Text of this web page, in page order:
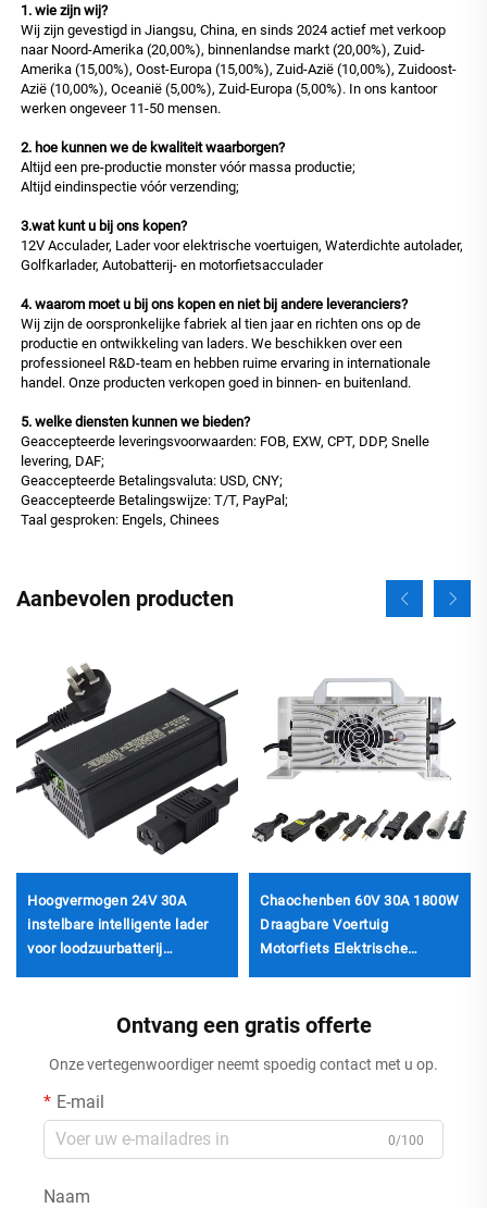
1. wie zijn wij?
Wij zijn gevestigd in Jiangsu, China, en sinds 2024 actief met verkoop
naar Noord-Amerika (20,00%), binnenlandse markt (20,00%), Zuid-
Amerika (15,00%), Oost-Europa (15,00%), Zuid-Azië (10,00%), Zuidoost-
Azië (10,00%), Oceanië (5,00%), Zuid-Europa (5,00%). In ons kantoor
werken ongeveer 11-50 mensen.
2. hoe kunnen we de kwaliteit waarborgen?
Altijd een pre-productie monster vóór massa productie;
Altijd eindinspectie vóór verzending;
3.wat kunt u bij ons kopen?
12V Acculader, Lader voor elektrische voertuigen, Waterdichte autolader,
Golfkarlader, Autobatterij- en motorfietsacculader
4. waarom moet u bij ons kopen en niet bij andere leveranciers?
Wij zijn de oorspronkelijke fabriek al tien jaar en richten ons op de
productie en ontwikkeling van laders. We beschikken over een
professioneel R&D-team en hebben ruime ervaring in internationale
handel. Onze producten verkopen goed in binnen- en buitenland.
5. welke diensten kunnen we bieden?
Geaccepteerde leveringsvoorwaarden: FOB, EXW, CPT, DDP, Snelle
levering, DAF;
Geaccepteerde Betalingsvaluta: USD, CNY;
Geaccepteerde Betalingswijze: T/T, PayPal;
Taal gesproken: Engels, Chinees
Aanbevolen producten
Hoogvermogen 24V 30A
instelbare intelligente lader
voor loodzuurbatterij
220V elektrisch
Chaochenben 60V 30A 1800W
Draagbare Voertuig
Motorfiets Elektrische
Lifepo4-accu
Ontvang een gratis offerte
Onze vertegenwoordiger neemt spoedig contact met u op.
E-mail
0/100
Naam